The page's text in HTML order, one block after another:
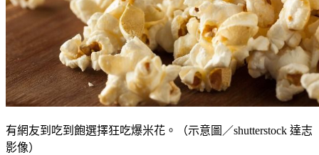
有網友到吃到飽選擇狂吃爆米花。（示意圖／shutterstock 達志